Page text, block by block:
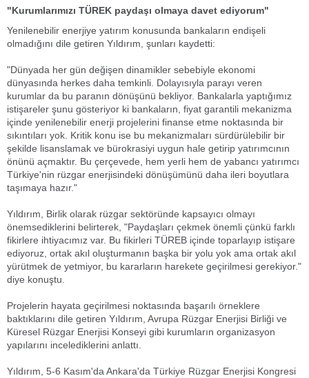
"Kurumlarımızı TÜREK paydaşı olmaya davet ediyorum"
Yenilenebilir enerjiye yatırım konusunda bankaların endişeli
olmadığını dile getiren Yıldırım, şunları kaydetti:
"Dünyada her gün değişen dinamikler sebebiyle ekonomi
dünyasında herkes daha temkinli. Dolayısıyla parayı veren
kurumlar da bu paranın dönüşünü bekliyor. Bankalarla yaptığımız
istişareler şunu gösteriyor ki bankaların, fiyat garantili mekanizma
içinde yenilenebilir enerji projelerini finanse etme noktasında bir
sıkıntıları yok. Kritik konu ise bu mekanizmaları sürdürülebilir bir
şekilde lisanslamak ve bürokrasiyi uygun hale getirip yatırımcının
önünü açmaktır. Bu çerçevede, hem yerli hem de yabancı yatırımcı
Türkiye'nin rüzgar enerjisindeki dönüşümünü daha ileri boyutlara
taşımaya hazır."
Yıldırım, Birlik olarak rüzgar sektöründe kapsayıcı olmayı
önemsediklerini belirterek, "Paydaşları çekmek önemli çünkü farklı
fikirlere ihtiyacımız var. Bu fikirleri TÜREB içinde toparlayıp istişare
ediyoruz, ortak akıl oluşturmanın başka bir yolu yok ama ortak akıl
yürütmek de yetmiyor, bu kararların harekete geçirilmesi gerekiyor."
diye konuştu.
Projelerin hayata geçirilmesi noktasında başarılı örneklere
baktıklarını dile getiren Yıldırım, Avrupa Rüzgar Enerjisi Birliği ve
Küresel Rüzgar Enerjisi Konseyi gibi kurumların organizasyon
yapılarını incelediklerini anlattı.
Yıldırım, 5-6 Kasım'da Ankara'da Türkiye Rüzgar Enerjisi Kongresi